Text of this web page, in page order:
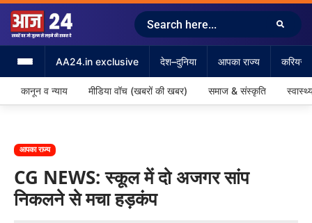
AA24.in exclusive देश–दुनिया आपका राज्य करियर
कानून व न्याय मीडिया वॉच (खबरों की खबर) समाज & संस्कृति
आपका राज्य
CG NEWS: स्कूल में दो अजगर सांप
निकलने से मचा हड़कंप